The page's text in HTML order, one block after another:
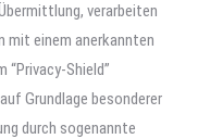
verarbeiten
mit einem anerkannten
“Privacy-Shield”
Grundlage besonderer
durch sogenannte